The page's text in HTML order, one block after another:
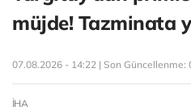
müjde! Tazminata
07.08.2026 - 14:22 | Son Güncellenme:
İHA